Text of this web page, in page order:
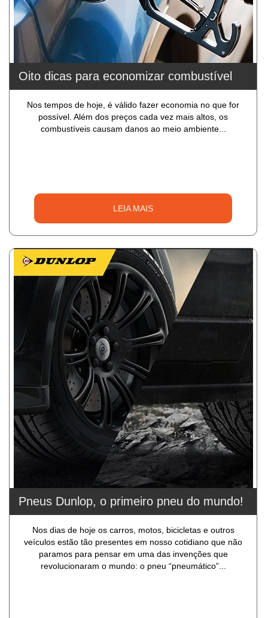
Oito dicas para economizar combustível
Nos tempos de hoje, é válido fazer economia no que for
possível. Além dos preços cada vez mais altos, os
combustíveis causam danos ao meio ambiente...
LEIA MAIS
Pneus Dunlop, o primeiro pneu do mundo!
Nos dias de hoje os carros, motos, bicicletas e outros
veículos estão tão presentes em nosso cotidiano que não
paramos para pensar em uma das invenções que
revolucionaram o mundo: o pneu “pneumático”...